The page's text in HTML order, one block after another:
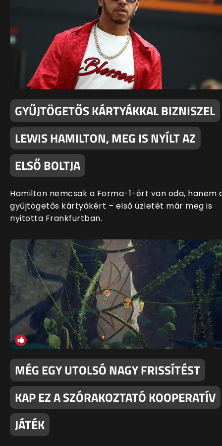
GYŰJTÖGETŐS KÁRTYÁKKAL BIZNISZEL
LEWIS HAMILTON, MEG IS NYÍLT AZ
ELSŐ BOLTJA
Hamilton nemcsak a Forma-1-ért van oda, hanem
gyűjtögetős kártyákért – első üzletét már meg is
nyitotta Frankfurtban.
MÉG EGY UTOLSÓ NAGY FRISSÍTÉST
KAP EZ A SZÓRAKOZTATÓ KOOPERATÍV
JÁTÉK